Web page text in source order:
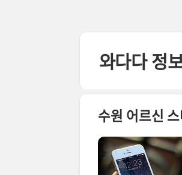
와다다 정
수원 어르신